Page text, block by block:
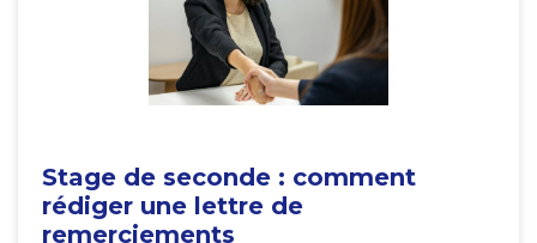
Stage de seconde : comment
rédiger une lettre de
remerciements